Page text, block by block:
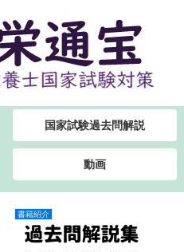
国家試験過去問解説
動画
書籍紹介